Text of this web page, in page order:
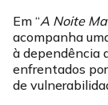
Em “A Noite
acompanha
à dependência
enfrentados
de